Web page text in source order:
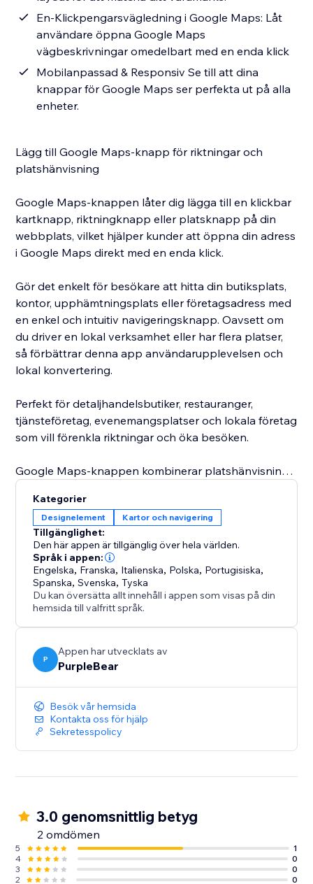
En-Klickpengarsvägledning i Google Maps: Låt
användare öppna Google Maps
vägbeskrivningar omedelbart med en enda klick
Mobilanpassad & Responsiv Se till att dina
knappar för Google Maps ser perfekta ut på alla
enheter.
Lägg till Google Maps-knapp för riktningar och
platshänvisning
Google Maps-knappen låter dig lägga till en klickbar
kartknapp, riktningknapp eller platsknapp på din
webbplats, vilket hjälper kunder att öppna din adress
i Google Maps direkt med en enda klick.
Gör det enkelt för besökare att hitta din butiksplats,
kontor, upphämtningsplats eller företagsadress med
en enkel och intuitiv navigeringsknapp. Oavsett om
du driver en lokal verksamhet eller har flera platser,
så förbättrar denna app användarupplevelsen och
lokal konvertering.
Perfekt för detaljhandelsbutiker, restauranger,
tjänsteföretag, evenemangsplatser och lokala företag
som vill förenkla riktningar och öka besöken.
Google Maps-knappen kombinerar platshänvisning,
gör det enkelt att lägga till en kartknapp eller
butikslokaliserarelement på din webbplats.
Förbättra din webbplats med en smart
riktningsknapp, förbättra tillgängligheten och hjälp
kunder att nå ditt företag snabbare - direkt genom
Google Maps.
Kategorier
Designelement Kartor och navigering
Tillgänglighet:
Den här appen är tillgänglig över hela världen.
Språk i appen:
Engelska, Franska, Italienska, Polska, Portugisiska,
Spanska,Svenska,Tyska
Du kan översätta allt innehåll i appen som visas på din
hemsida till valfritt språk.
P
Appen har utvecklats av
PurpleBear
Besök vår hemsida
Kontakta oss för hjälp
Sekretesspolicy
3.0 genomsnittlig betyg
2 omdömen
5
1
4
0
3
0
2
0